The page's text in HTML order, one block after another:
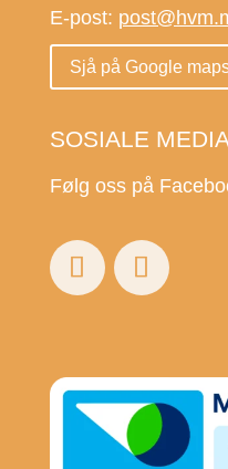
E-post:
Sjå på Google
SOSIALE MEDIA
Følg oss på